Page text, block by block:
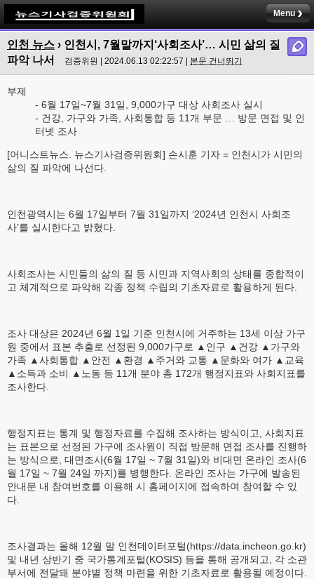
Menu
인천 뉴스 › 인천시, 7월말까지‘사회조사’… 시민 삶의 질
파악 나서
검증위원 | 2024.06.13 02:22:57 | 본문 건너뛰기
부제
- 6월 17일~7월 31일, 9,000가구 대상 사회조사 실시
- 건강, 가구와 가족, 사회통합 등 11개 부문 … 방문 면접 및 인
터넷 조사
[어니스트뉴스. 뉴스기사검증위원회] 손시훈 기자 = 인천시가 시민의
삶의 질 파악에 나선다.
인천광역시는 6월 17일부터 7월 31일까지 ‘2024년 인천시 사회조
사’를 실시한다고 밝혔다.
사회조사는 시민들의 삶의 질 등 시민과 지역사회의 상태를 종합적이
고 체계적으로 파악해 각종 정책 수립의 기초자료로 활용하게 된다.
조사 대상은 2024년 6월 1일 기준 인천시에 거주하는 13세 이상 가구
원 중에서 표본 추출로 선정된 9,000가구로 ▲인구 ▲건강 ▲가구와
가족 ▲사회통합 ▲안전 ▲환경 ▲주거와 교통 ▲문화와 여가 ▲교육
▲소득과 소비 ▲노동 등 11개 분야 총 172개 행정지표와 사회지표를
조사한다.
행정지표는 통계 및 행정자료를 수집해 조사하는 방식이고, 사회지표
는 표본으로 선정된 가구에 조사원이 직접 방문해 면접 조사를 진행하
는 방식으로, 대면조사(6월 17일 ~ 7월 31일)와 비대면 온라인 조사(6
월 17일 ~ 7월 24일 까지)를 병행한다. 온라인 조사는 가구에 발송된
안내문 내 참여번호를 이용해 시 홈페이지에 접속하여 참여할 수 있
다.
조사결과는 올해 12월 말 인천데이터포털(https://data.incheon.go.kr)
및 내년 상반기 중 국가통계포털(KOSIS) 등을 통해 공개되고, 각 소관
부서에 전달돼 분야별 정책 마련을 위한 기초자료로 활용될 예정이다.